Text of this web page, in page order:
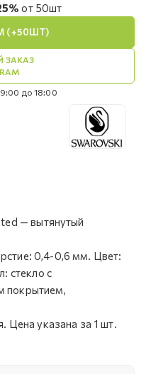
от 50шт
(+50ШТ)
ЗАКАЗ
до 18:00
— вытянутый
0,4-0,6 мм. Цвет:
стекло с
покрытием,
Цена указана за 1 шт.